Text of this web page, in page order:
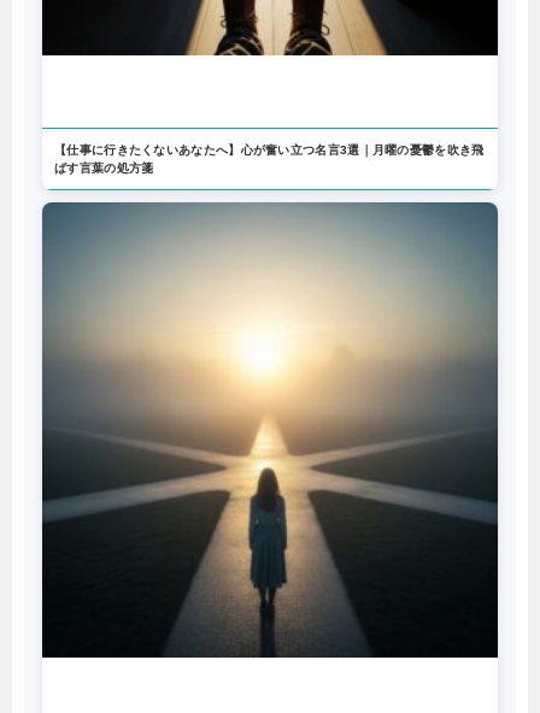
【仕事に行きたくないあなたへ】心が奮い立つ名言3選｜月曜の憂鬱を吹き飛
ばす言葉の処方箋